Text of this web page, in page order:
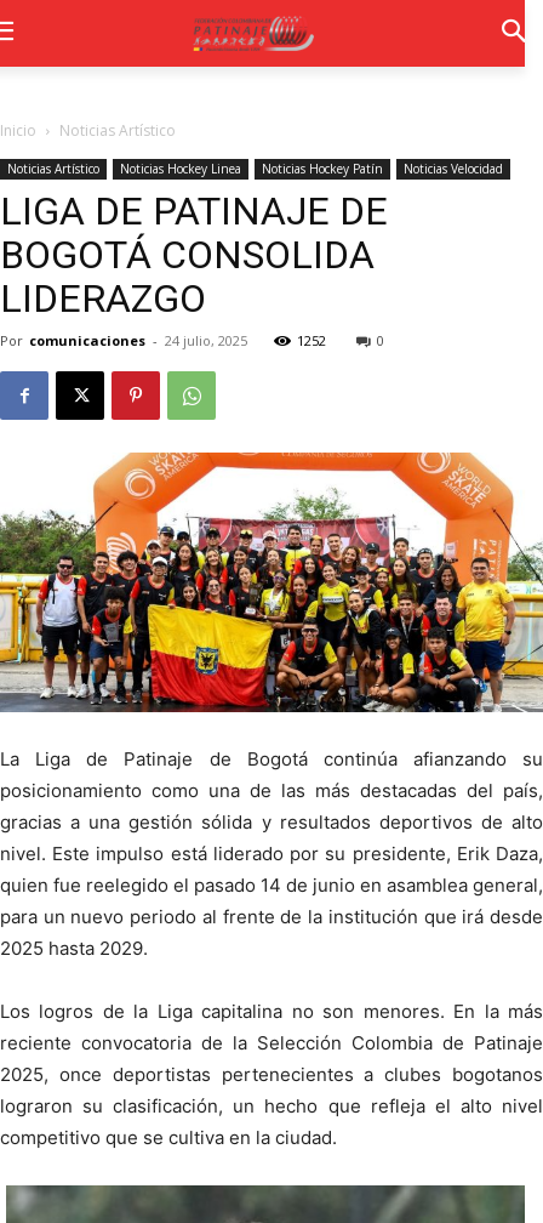
Inicio Noticias Artístico
Noticias Artístico Noticias Hockey Linea Noticias Hockey Patín Noticias Velocidad
LIGA DE PATINAJE DE
BOGOTÁ CONSOLIDA
LIDERAZGO
Por comunicaciones - 24 julio, 2025 1252 0
La Liga de Patinaje de Bogotá continúa afianzando su
posicionamiento como una de las más destacadas del país,
gracias a una gestión sólida y resultados deportivos de alto
nivel. Este impulso está liderado por su presidente, Erik Daza,
quien fue reelegido el pasado 14 de junio en asamblea general,
para un nuevo periodo al frente de la institución que irá desde
2025 hasta 2029.
Los logros de la Liga capitalina no son menores. En la más
reciente convocatoria de la Selección Colombia de Patinaje
2025, once deportistas pertenecientes a clubes bogotanos
lograron su clasificación, un hecho que refleja el alto nivel
competitivo que se cultiva en la ciudad.